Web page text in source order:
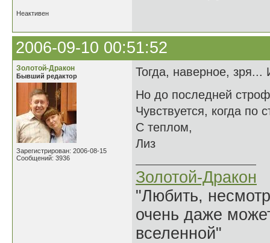
Неактивен
2006-09-10 00:51:52
Золотой-Дракон
Бывший редактор
Зарегистрирован: 2006-08-15
Сообщений: 3936
Тогда, наверное,
Но до последней
Чувствуется, когда по
С теплом,
Лиз
Золотой-Дракон
"Любить,
очень даже
вселенной"